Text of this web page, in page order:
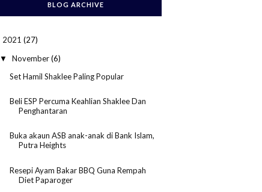
BLOG ARCHIVE
2021(27)
▼ November(6)
Set Hamil Shaklee Paling Popular
Beli ESP Percuma Keahlian Shaklee Dan
Penghantaran
Buka akaun ASB anak-anak di Bank Islam,
Putra Heights
Resepi Ayam Bakar BBQ Guna Rempah
Diet Paparoger